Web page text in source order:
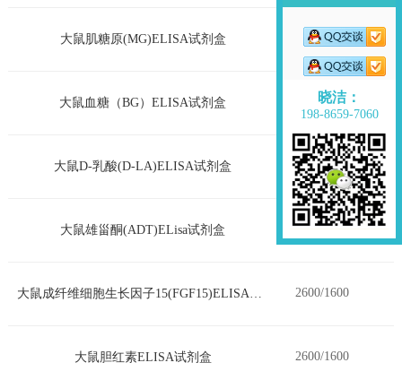
晓洁：
198-8659-7060
大鼠肌糖原(MG)ELISA试剂盒 2600/1600
大鼠血糖（BG）ELISA试剂盒 2600/1600
大鼠D-乳酸(D-LA)ELISA试剂盒 2600/1600
大鼠雄甾酮(ADT)ELisa试剂盒 2600/1600
2600/1600
大鼠胆红素ELISA试剂盒 2600/1600